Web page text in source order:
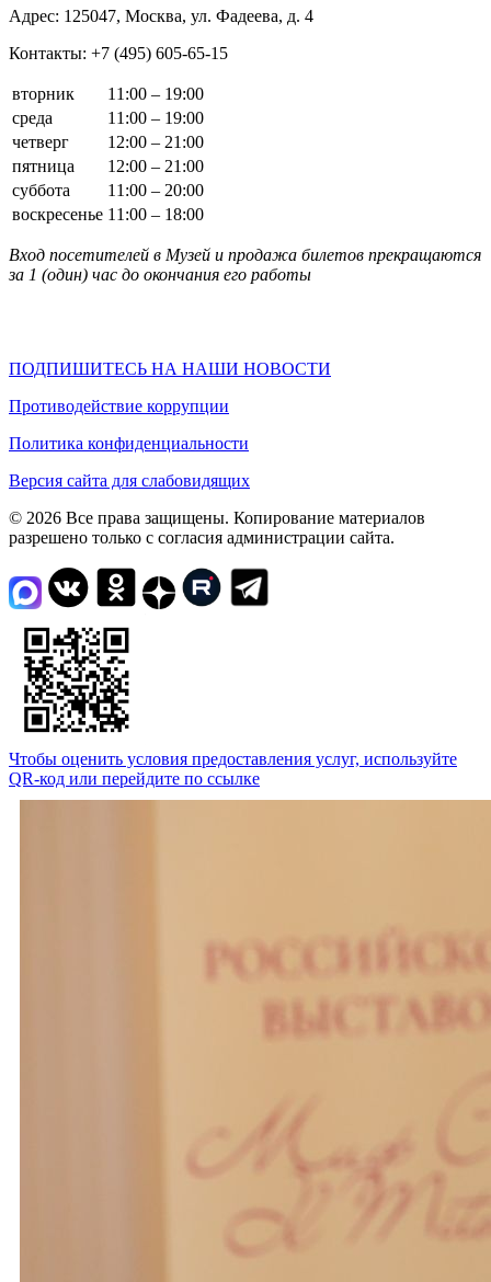
Адрес: 125047, Москва, ул. Фадеева, д. 4
Контакты: +7 (495) 605-65-15
вторник
11:00 – 19:00
среда
11:00 – 19:00
четверг
12:00 – 21:00
пятница
12:00 – 21:00
суббота
11:00 – 20:00
воскресенье 11:00 – 18:00
Вход посетителей в Музей и продажа билетов прекращаются
за 1 (один) час до окончания его работы
ПОДПИШИТЕСЬ НА НАШИ НОВОСТИ
Противодействие коррупции
Политика конфиденциальности
Версия сайта для слабовидящих
© 2026 Все права защищены. Копирование материалов
разрешено только с согласия администрации сайта.
Чтобы оценить условия предоставления услуг, используйте
QR-код или перейдите по ссылке